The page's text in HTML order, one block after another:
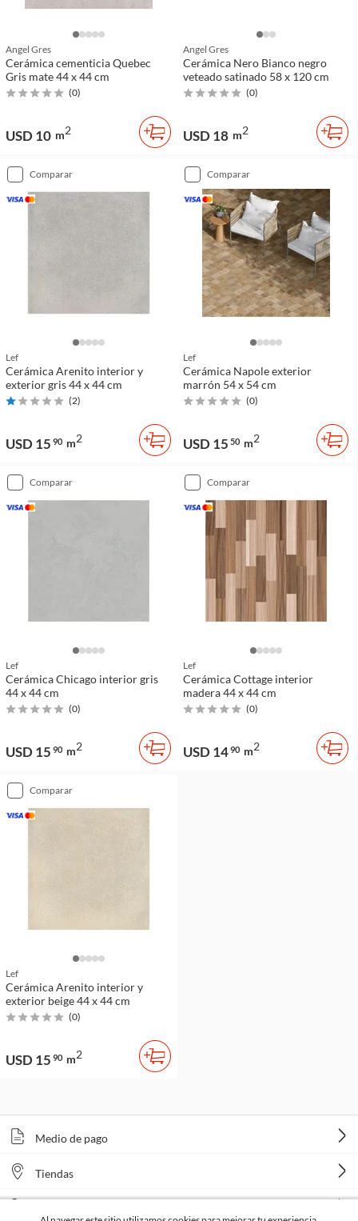
Angel Gres
Cerámica cementicia Quebec
Gris mate 44 x 44 cm
(0)
USD 10 m2
Angel Gres
Cerámica Nero Bianco negro
veteado satinado 58 x 120 cm
(0)
USD 18 m2
comparar
Lef
Cerámica Arenito interior y
exterior gris 44 x 44 cm
(2)
USD 15 90 m2
comparar
Lef
Cerámica Napole exterior
marrón 54 x 54 cm
(0)
USD 15 50 m2
comparar
Lef
Cerámica Chicago interior gris
44 x 44 cm
(0)
USD 15 90 m2
comparar
Lef
Cerámica Cottage interior
madera 44 x 44 cm
(0)
USD 1490 m2
comparar
Lef
Cerámica Arenito interior y
exterior beige 44 x 44 cm
(0)
USD 15 90 m2
Medio de pago
Tiendas